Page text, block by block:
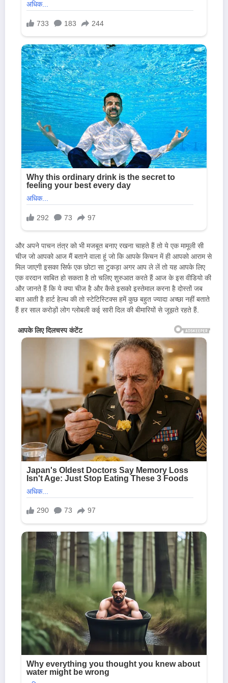
और अपने पाचन तंत्र को भी मजबूत बनाए रखना चाहते हैं तो ये एक मामूली सी
चीज जो आपको आज मैं बताने वाला हूं जो कि आपके किचन में ही आपको आराम से
मिल जाएगी इसका सिर्फ एक छोटा सा टुकड़ा अगर आप ले लें तो यह आपके लिए
एक वरदान साबित हो सकता है तो चलिए शुरुआत करते हैं आज के इस वीडियो की
और जानते हैं कि ये क्या चीज है और कैसे इसको इस्तेमाल करना है दोस्तों जब
बात आती है हार्ट हेल्थ की तो स्टेटिस्टिक्स हमें कुछ बहुत ज्यादा अच्छा नहीं बताते
हैं हर साल करोड़ों लोग ग्लोबली कई सारी दिल की बीमारियों से जूझते रहते हैं.